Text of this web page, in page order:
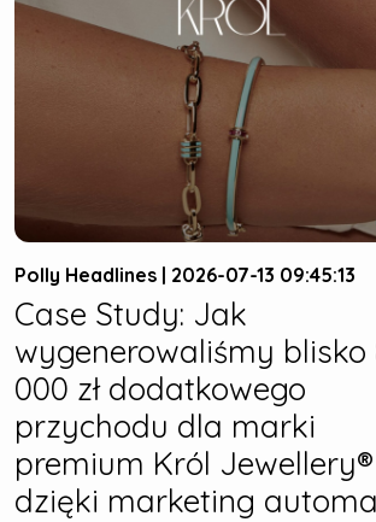
Polly Headlines | 2026-07-13 09:45:13
Case Study: Jak
wygenerowaliśmy blisko
000 zł dodatkowego
przychodu dla marki
premium Król Jewellery®
dzięki marketing